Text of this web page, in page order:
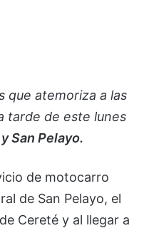
que atemoriza a las
tarde de este lunes
San Pelayo.
de motocarro
de San Pelayo, el
Cereté y al llegar a